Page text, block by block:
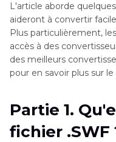
L'article aborde
aideront à convertir
Plus particulièrement,
accès à des
des meilleurs
pour en savoir plus sur
Partie 1.
fichier .SWF